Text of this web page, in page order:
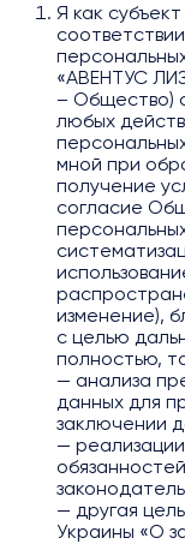
Я как
«АВЕНТУС
– Общество)
любых
мной при
получение
согласие
изменение),
с целью
полностью,
— анализа
данных для
заключении
—
— другая
Украины «О